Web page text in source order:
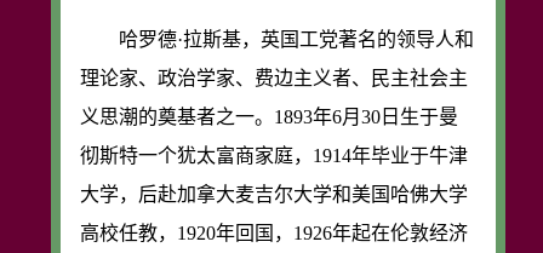
哈罗德·拉斯基，英国工党著名的领导人和
理论家、政治学家、费边主义者、民主社会主
义思潮的奠基者之一。1893年6月30日生于曼
彻斯特一个犹太富商家庭，1914年毕业于牛津
大学，后赴加拿大麦吉尔大学和美国哈佛大学
高校任教，1920年回国，1926年起在伦敦经济